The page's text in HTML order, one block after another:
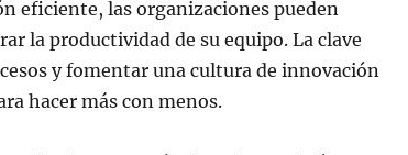
eficiente, las organizaciones pueden
la productividad de su equipo. La clave
y fomentar una cultura de innovación
hacer más con menos.